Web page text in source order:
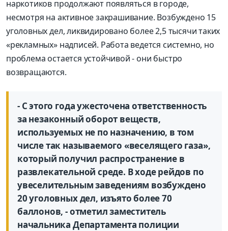
наркотиков продолжают появляться в городе,
несмотря на активное закрашивание. Возбуждено 15
уголовных дел, ликвидировано более 2,5 тысячи таких
«рекламных» надписей. Работа ведется системно, но
проблема остается устойчивой - они быстро
возвращаются.
- С этого года ужесточена ответственность
за незаконный оборот веществ,
используемых не по назначению, в том
числе так называемого «веселящего газа»,
который получил распространение в
развлекательной среде. В ходе рейдов по
увеселительным заведениям возбуждено
20 уголовных дел, изъято более 70
баллонов, - отметил заместитель
начальника Департамента полиции